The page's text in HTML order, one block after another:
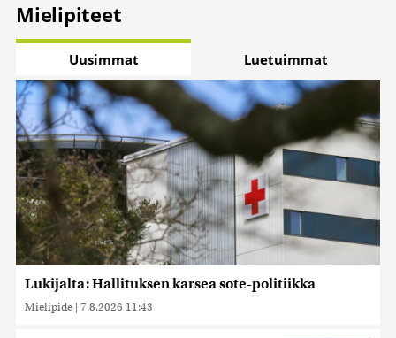
Mielipiteet
Uusimmat Luetuimmat
Lukijalta: Hallituksen karsea sote-politiikka
Mielipide | 7.8.2026 11:43